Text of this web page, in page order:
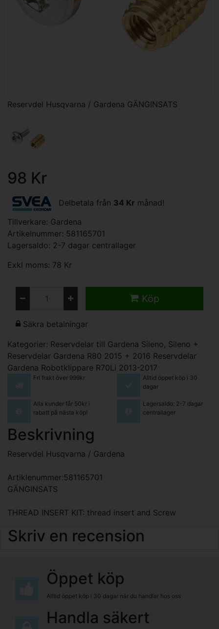
Reservdel Husqvarna / Gardena GÄNGINSATS
98 Kr
Delbetala från 34 Kr månad!
Tillverkare: Gardena
Artikelnummer: 581165701
Lagersaldo: 2-7 dagar centrallager
Exkl moms: 78 Kr
Köp
Säkra betalningar
Kategorier: Reservdelar till Gardena Sileno, Sileno +
Reservdelar Gardena R80 2015 + 2016 Reservdelar
Gardena Robotklippare R70Li 2013-2017
Fri frakt över 999kr
Alltid öppet köp i 30
dagar
Alla kunder får 50kr i
rabatt på nästa köp!
Lagersaldo: 2-7 dagar
centrallager
Beskrivning
Reservdel Husqvarna / Gardena
Artiklenummer:581165701
GÄNGINSATS
THREAD INSERT KIT: thread insert and Screw
Skriv en recension
Öppet köp
Alltid öppet köp i 30 dagar när du handlar hos oss
Handla säkert